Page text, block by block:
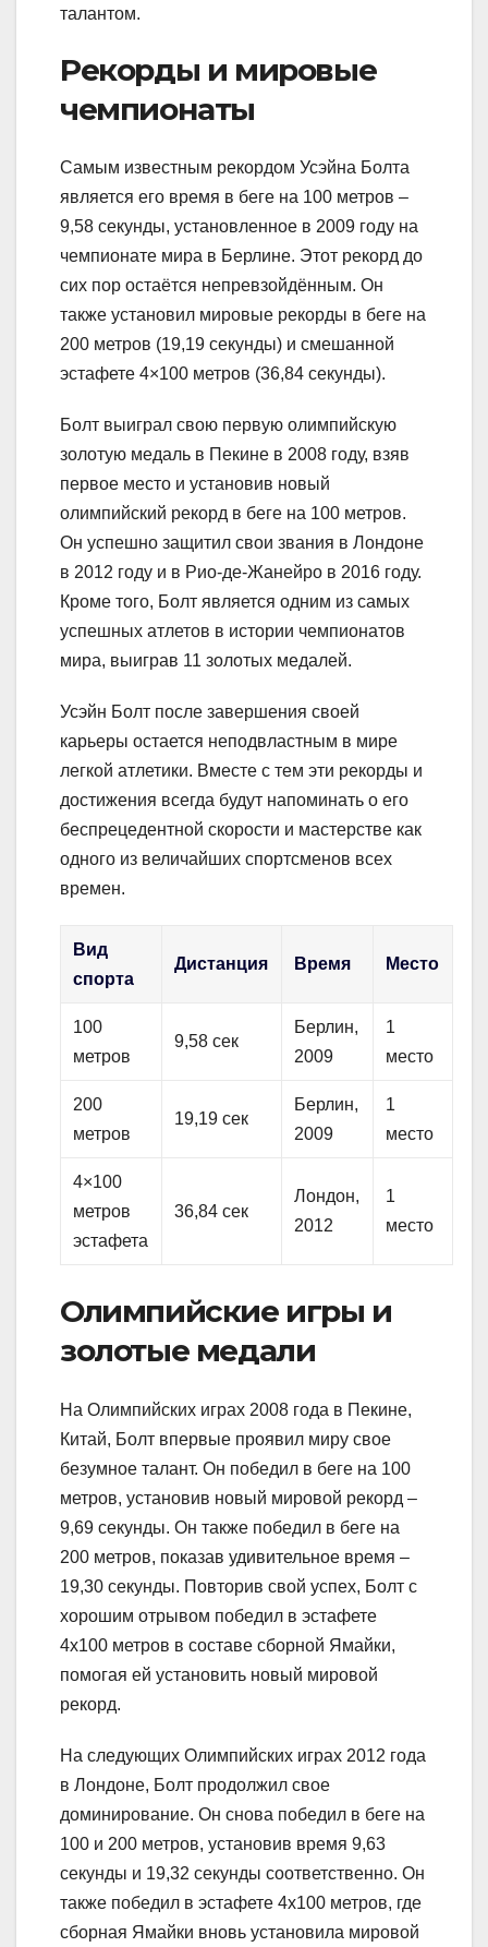
талантом.
Рекорды и мировые
чемпионаты
Самым известным рекордом Усэйна Болта
является его время в беге на 100 метров –
9,58 секунды, установленное в 2009 году на
чемпионате мира в Берлине. Этот рекорд до
сих пор остаётся непревзойдённым. Он
также установил мировые рекорды в беге на
200 метров (19,19 секунды) и смешанной
эстафете 4×100 метров (36,84 секунды).
Болт выиграл свою первую олимпийскую
золотую медаль в Пекине в 2008 году, взяв
первое место и установив новый
олимпийский рекорд в беге на 100 метров.
Он успешно защитил свои звания в Лондоне
в 2012 году и в Рио-де-Жанейро в 2016 году.
Кроме того, Болт является одним из самых
успешных атлетов в истории чемпионатов
мира, выиграв 11 золотых медалей.
Усэйн Болт после завершения своей
карьеры остается неподвластным в мире
легкой атлетики. Вместе с тем эти рекорды и
достижения всегда будут напоминать о его
беспрецедентной скорости и мастерстве как
одного из величайших спортсменов всех
времен.
Вид
спорта
Дистанция Время Место
100
метров
9,58 сек
Берлин,
2009
1
место
200
метров
19,19 сек
Берлин,
2009
1
место
4×100
метров
эстафета
36,84 сек
Лондон,
2012
1
место
Олимпийские игры и
золотые медали
На Олимпийских играх 2008 года в Пекине,
Китай, Болт впервые проявил миру свое
безумное талант. Он победил в беге на 100
метров, установив новый мировой рекорд –
9,69 секунды. Он также победил в беге на
200 метров, показав удивительное время –
19,30 секунды. Повторив свой успех, Болт с
хорошим отрывом победил в эстафете
4х100 метров в составе сборной Ямайки,
помогая ей установить новый мировой
рекорд.
На следующих Олимпийских играх 2012 года
в Лондоне, Болт продолжил свое
доминирование. Он снова победил в беге на
100 и 200 метров, установив время 9,63
секунды и 19,32 секунды соответственно. Он
также победил в эстафете 4х100 метров, где
сборная Ямайки вновь установила мировой